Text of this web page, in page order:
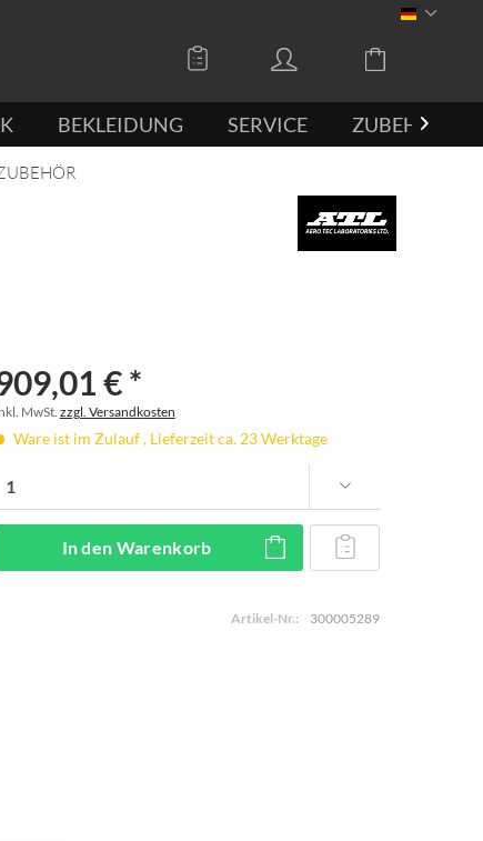
DEUTSCH
BEKLEIDUNG SERVICE ZUBEHÖR

€ *
MwSt.zzgl. Versandkosten
Ware ist im Zulauf , Lieferzeit ca. 23 Werktage
In den Warenkorb
Artikel-Nr.: 300005289